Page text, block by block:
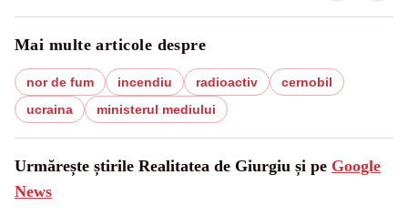
Mai multe articole despre
nor de fum incendiu radioactiv
cernobil
ucraina
ministerul mediului
Urmărește știrile Realitatea de Giurgiu și pe Google
News